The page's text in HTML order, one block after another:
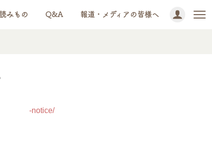
読みもの Q&A 報道・メディアの皆様へ
notice/